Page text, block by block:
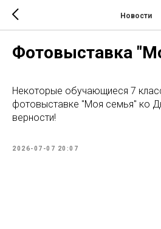
Новости
Фотовыставка
Некоторые обучающиеся 7
фотовыставке "Моя семья" ко
верности!
2026-07-07 20:07